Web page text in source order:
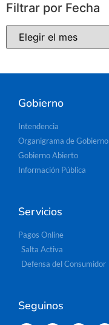
Filtrar por Fecha
Gobierno
Intendencia
Organigrama de Gobierno
Gobierno Abierto
Información Pública
Servicios
Pagos Online
Salta Activa
Defensa del Consumidor
Seguinos